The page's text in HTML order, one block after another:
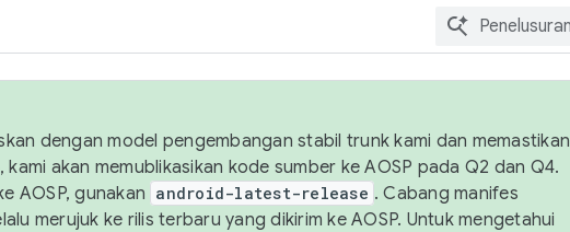
dengan model pengembangan stabil trunk kami dan memastikan
akan memublikasikan kode sumber ke AOSP pada Q2 dan Q4.
AOSP, gunakan android-latest-release . Cabang manifes
merujuk ke rilis terbaru yang dikirim ke AOSP. Untuk mengetahui